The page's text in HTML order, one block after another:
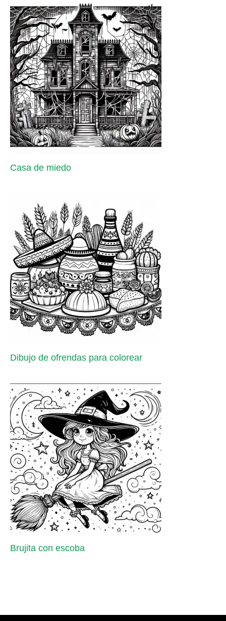
Casa de miedo
Dibujo de ofrendas para colorear
Brujita con escoba